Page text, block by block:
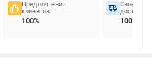
Предпочтения
клиентов
100%
доставок
100%